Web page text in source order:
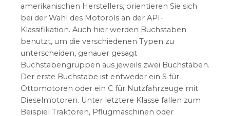
amerikanischen Herstellers, orientieren Sie sich
bei der Wahl des Motoröls an der API-
Klassifikation. Auch hier werden Buchstaben
benutzt, um die verschiedenen Typen zu
unterscheiden, genauer gesagt
Buchstabengruppen aus jeweils zwei Buchstaben.
Der erste Buchstabe ist entweder ein S für
Ottomotoren oder ein C für Nutzfahrzeuge mit
Dieselmotoren. Unter letztere Klasse fallen zum
Beispiel Traktoren, Pflugmaschinen oder